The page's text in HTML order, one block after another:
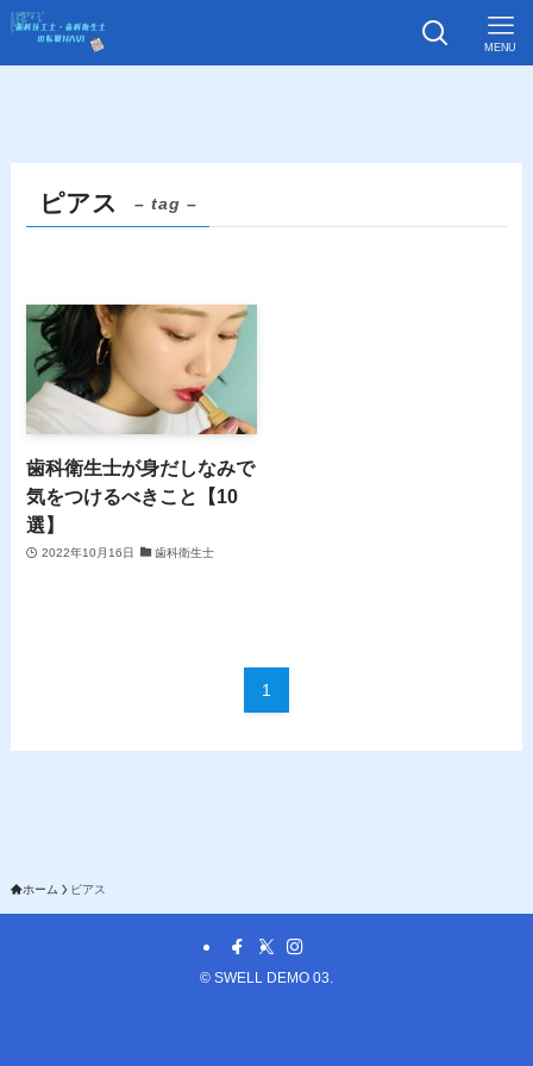
MENU
ピアス – tag –
歯科衛生士が身だしなみで
気をつけるべきこと【10
選】
2022年10月16日 歯科衛生士
1
ホーム ピアス
© SWELL DEMO 03.